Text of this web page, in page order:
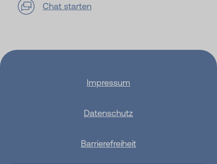
Chat starten
Impressum
Datenschutz
Barrierefreiheit